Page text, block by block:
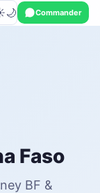
🌙 Commander
Faso
BF &